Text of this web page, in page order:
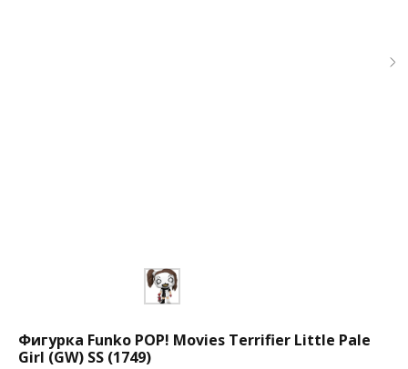
Фигурка Funko POP! Movies Terrifier Little Pale
Girl (GW) SS (1749)